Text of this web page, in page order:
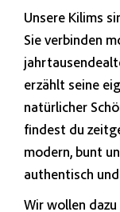
Unsere Kilims
Sie verbinden
erzählt seine
natürlicher
findest du
modern, bunt
authentisch
Wir wollen